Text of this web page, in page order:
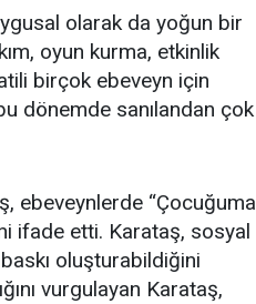
olarak da yoğun bir
oyun kurma, etkinlik
birçok ebeveyn için
dönemde sanılandan çok
ebeveynlerde “Çocuğuma
ifade etti. Karataş, sosyal
oluşturabildiğini
vurgulayan Karataş,